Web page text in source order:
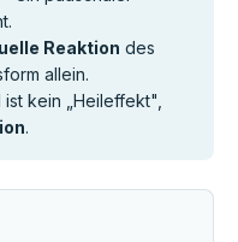
Reaktion des
allein.
kein „Heileffekt",
.